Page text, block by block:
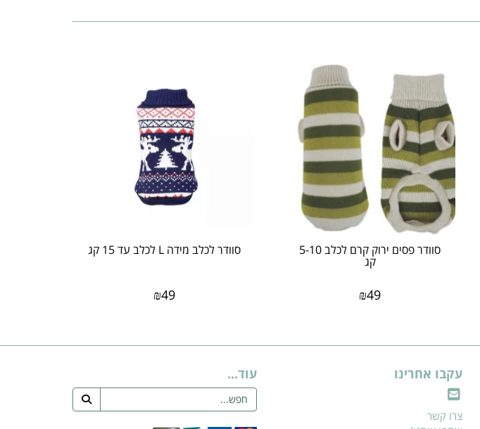
סוודר פסים ירוק קרם לכלב 5-10
קג
₪49
סוודר לכלב מידה L לכלב עד 15 קג
₪49
עקבו אחרינו
צרו קשר
עוד...